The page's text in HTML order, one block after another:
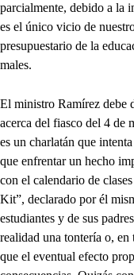
parcialmente, debido a la
es el único vicio de
presupuestario de la
males.
El ministro Ramírez debe
acerca del fiasco del 4 de
es un charlatán que
que enfrentar un hecho
con el calendario de
Kit”, declarado por él
estudiantes y de sus
realidad una tontería o,
que el eventual efecto